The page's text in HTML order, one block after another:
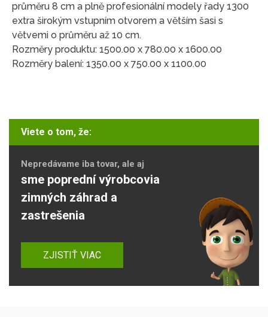
průměru 8 cm a plně profesionální modely řady 1300
extra širokým vstupním otvorem a větším šasi s
větvemi o průměru až 10 cm.
Rozměry produktu: 1500.00 x 780.00 x 1600.00
Rozměry balení: 1350.00 x 750.00 x 1100.00
Viete o tom, že:
Nepredávame iba tovar, ale aj
sme poprední výrobcovia
zimných záhrad a
zastrešenia
ZJISTIŤ VIAC